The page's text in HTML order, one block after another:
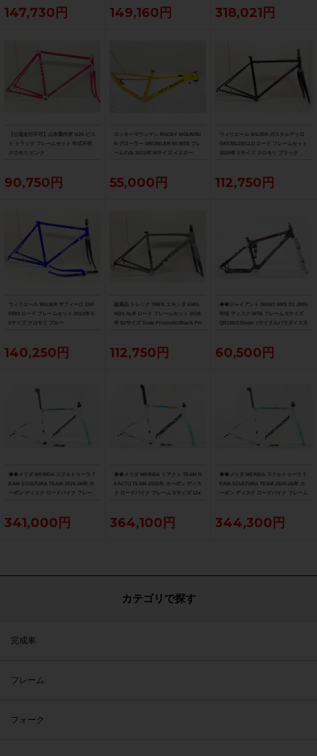
147,730円 149,160円 318,021円
【公道走行不可】山本製作所 NJS ピス
ト トラック フレームセット 年式不明
クロモリ ピンク
90,750円
ロッキーマウンテン ROCKY MOUNTAI
N グローラー GROWLER 50 MTB フレ
ームのみ 2021年 Mサイズ イエロー
55,000円
ウィリエール WILIER ガスタルデッロ
GASTALDELLO ロード フレームセット
2020年 Sサイズ クロモリ ブラック
112,750円
ウィリエール WILIER ザフィーロ ZAF
FIRO ロード フレームセット 2022年 5
0サイズ クロモリ ブルー
140,250円
超美品 トレック TREK エモンダ EMO
NDA ALR ロード フレームセット 2026
年 52サイズ Slate Prismatic/Black Pri
112,750円
◆◆ジャイアント GIANT NRS C1 2005
年頃 ディスク MTB フレーム Sサイズ
QR100/135mm（サイクルパラダイス大
60,500円
◆◆メリダ MERIDA スクルトゥーラ T
EAM SCULTURA TEAM 2025-26年 カ
ーボン ディスク ロードバイク フレー
341,000円
◆◆メリダ MERIDA リアクト TEAM R
EACTO TEAM 2025年 カーボン ディス
ク ロードバイク フレーム Sサイズ 12x
364,100円
◆◆メリダ MERIDA スクルトゥーラ T
EAM SCULTURA TEAM 2025-26年 カ
ーボン ディスク ロードバイク フレーム
344,300円
カテゴリで探す
完成車
フレーム
フォーク